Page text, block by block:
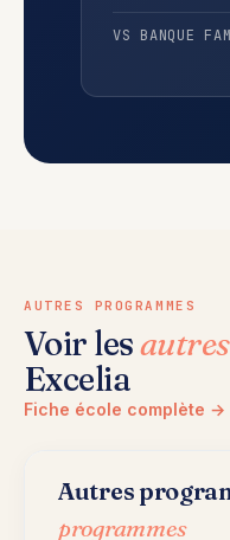
VS BANQUE
AUTRES PROGRAMMES
Voir les
Excelia
Fiche école complète →
Autres
programmes